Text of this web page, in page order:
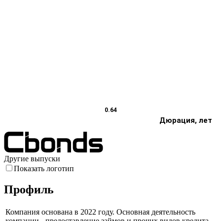
Дюрация, лет
0.64
Другие выпуски
Показать логотип
Профиль
Компания основана в 2022 году. Основная деятельность